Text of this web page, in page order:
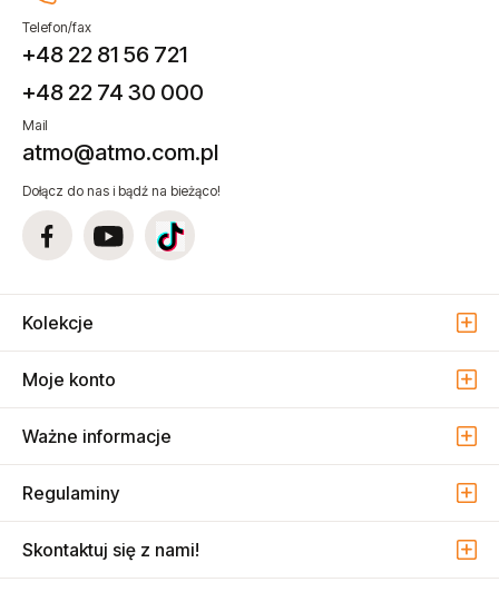
Telefon/fax
+48 22 81 56 721
+48 22 74 30 000
Mail
atmo@atmo.com.pl
Dołącz do nas i bądź na bieżąco!
Kolekcje
Moje konto
Ważne informacje
Regulaminy
Skontaktuj się z nami!